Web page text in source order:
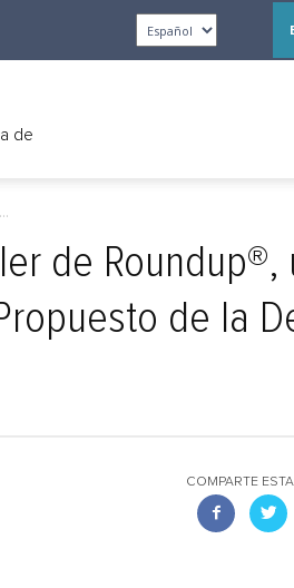
de
de Roundup®,
de la
COMPARTE